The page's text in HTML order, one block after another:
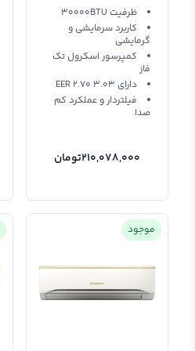
ASGA30RNWA-RZ
Ogenral
ظرفیت 30000BTU
کاربرد سرمایشی و
گرمایشی
کمپرسور اسکرول تک
فاز
دارای EER 2.70 3.03
فیلتردار و عملکرد کم
صدا
210,078,000تومان
موجود